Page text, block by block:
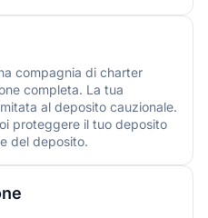
compagnia di charter
completa. La tua
al deposito cauzionale.
proteggere il tuo deposito
del deposito.